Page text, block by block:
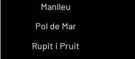
Manlleu
Pol de Mar
Rupit i Pruit